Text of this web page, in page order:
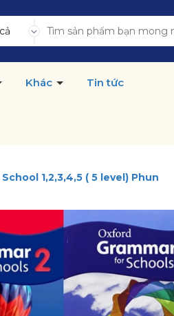
Khác Tin tức
1,2,3,4,5 ( 5 level) Phun